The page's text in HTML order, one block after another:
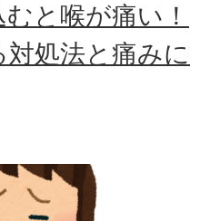
と喉が痛い！
処法と痛みに